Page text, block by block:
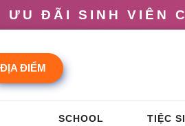
ƯU ĐÃI SINH VIÊN
ĐỊA ĐIỂM
SCHOOL
TIỆC